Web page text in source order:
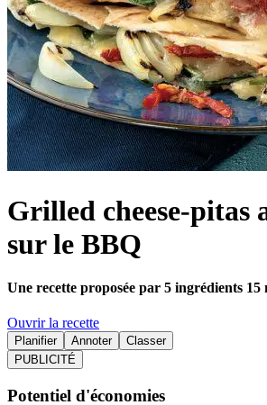
Grilled cheese-pitas
sur le BBQ
Une recette proposée par 5 ingrédients 15
Ouvrir la recette
Planifier Annoter
Classer
PUBLICITÉ
Potentiel d'économies